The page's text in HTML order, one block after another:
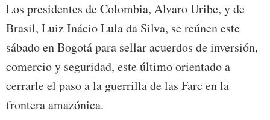
Los presidentes de Colombia, Alvaro Uribe, y de
Brasil, Luiz Inácio Lula da Silva, se reúnen este
sábado en Bogotá para sellar acuerdos de inversión,
comercio y seguridad, este último orientado a
cerrarle el paso a la guerrilla de las Farc en la
frontera amazónica.